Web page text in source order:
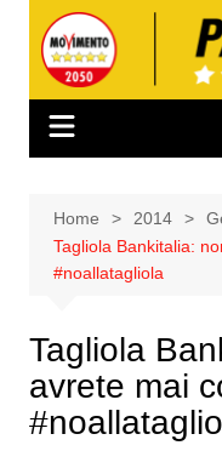
contenuto
Home 2014
Tagliola Bankitalia:
#noallatagliola
Tagliola
avrete mai